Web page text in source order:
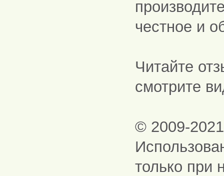
честное и
Читайте
смотрите
© 2009-
только при